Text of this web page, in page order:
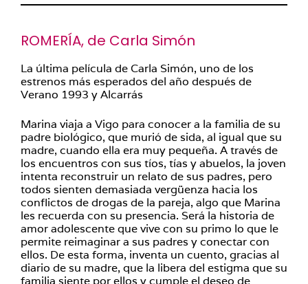
ROMERÍA, de Carla Simón
La última película de Carla Simón, uno de los
estrenos más esperados del año después de
Verano 1993 y Alcarrás
Marina viaja a Vigo para conocer a la familia de su
padre biológico, que murió de sida, al igual que su
madre, cuando ella era muy pequeña. A través de
los encuentros con sus tíos, tías y abuelos, la joven
intenta reconstruir un relato de sus padres, pero
todos sienten demasiada vergüenza hacia los
conflictos de drogas de la pareja, algo que Marina
les recuerda con su presencia. Será la historia de
amor adolescente que vive con su primo lo que le
permite reimaginar a sus padres y conectar con
ellos. De esta forma, inventa un cuento, gracias al
diario de su madre, que la libera del estigma que su
familia siente por ellos y cumple el deseo de